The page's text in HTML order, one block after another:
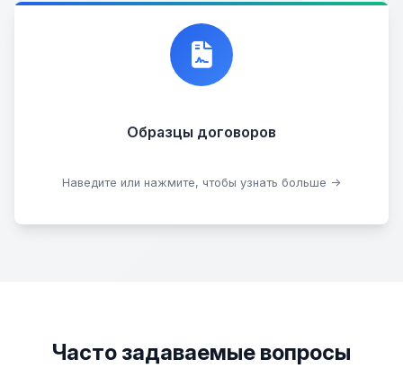
Образцы договоров
Наведите или нажмите, чтобы узнать больше →
Договор купли-продажи
Скачать образцы
Часто задаваемые вопросы